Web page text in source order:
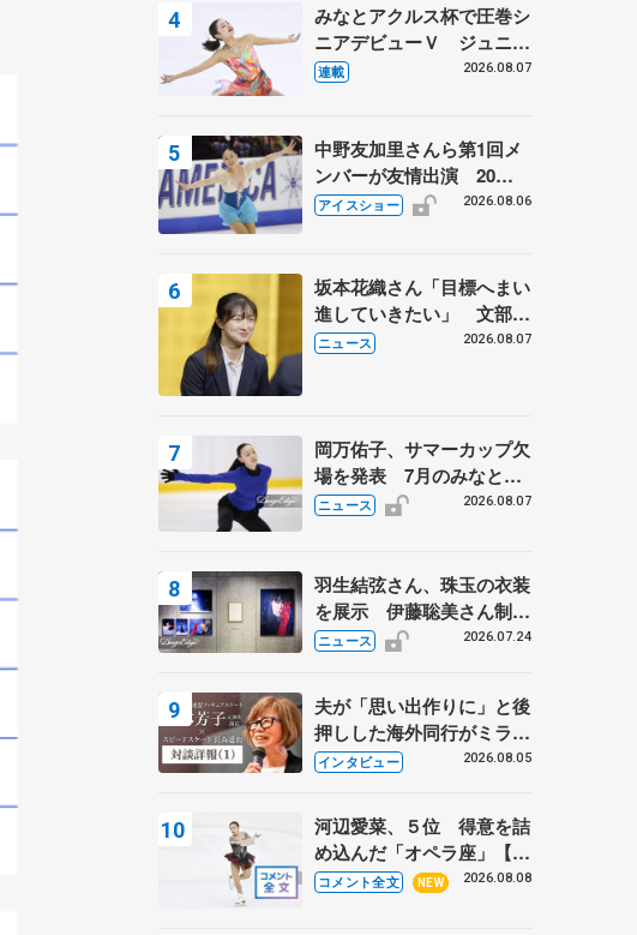
みなとアクルス杯で圧巻シ
ニアデビューＶ ジュニア
で４シーズン無敗の島田麻
連載 2026.08.07
中野友加里さんら第1回メ
ンバーが友情出演 20周
年の「フレンズオンアイ
アイスショー 2026.08.06
坂本花織さん「目標へまい
進していきたい」 文部科
学省スポーツ表彰式で代表
ニュース 2026.08.07
岡万佑子、サマーカップ欠
場を発表 7月のみなとア
クルス杯は腰痛の影響で
ニュース 2026.08.07
羽生結弦さん、珠玉の衣装
を展示 伊藤聡美さん制作
の一点もの、矢口亨さんが
ニュース 2026.07.24
夫が「思い出作りに」と後
押しした海外同行がミラノ
まで… 繁華街のリンクで
に 小林芳子さんが振り返
るスケート人生
インタビュー 2026.08.05
河辺愛菜、５位 得意を詰
め込んだ「オペラ座」【み
なとアクルス杯フリー】
コメント全文 NEW 2026.08.08